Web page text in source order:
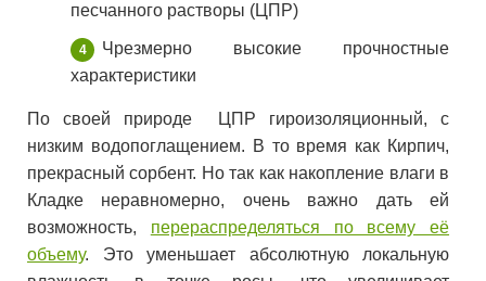
песчанного растворы (ЦПР)
Чрезмерно высокие прочностные
характеристики
По своей природе ЦПР гироизоляционный, с
низким водопоглащением. В то время как Кирпич,
прекрасный сорбент. Но так как накопление влаги в
Кладке неравномерно, очень важно дать ей
возможность, перераспределяться по всему её
объему. Это уменьшает абсолютную локальную